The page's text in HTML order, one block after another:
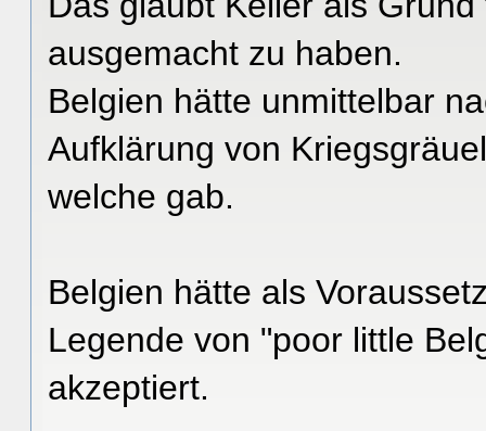
ausgemacht zu haben.
Belgien hätte unmittelbar
Aufklärung von
welche gab.
Belgien hätte als
Legende von "poor little
akzeptiert.